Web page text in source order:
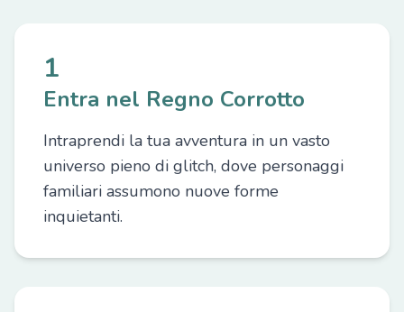
1
Entra nel Regno Corrotto
Intraprendi la tua avventura in un vasto
universo pieno di glitch, dove personaggi
familiari assumono nuove forme
inquietanti.